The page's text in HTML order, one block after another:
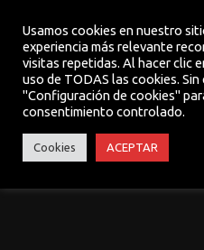
MENU
Usamos cookies en nuestro
experiencia más relevante
visitas repetidas. Al hacer clic
uso de TODAS las cookies.
"Configuración de cookies"
consentimiento controlado.
Cookies ACEPTAR